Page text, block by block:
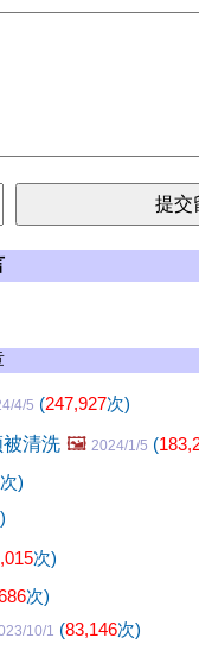
4/5 (247,927次)
清洗 🖼️ 2024/1/5 (
次)
次)
次)
10/1 (83,146次)